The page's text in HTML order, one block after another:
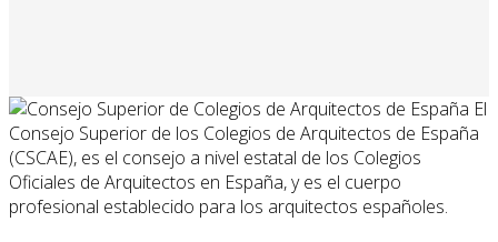
El
Consejo Superior de los Colegios de Arquitectos de España
(CSCAE), es el consejo a nivel estatal de los Colegios
Oficiales de Arquitectos en España, y es el cuerpo
profesional establecido para los arquitectos españoles.